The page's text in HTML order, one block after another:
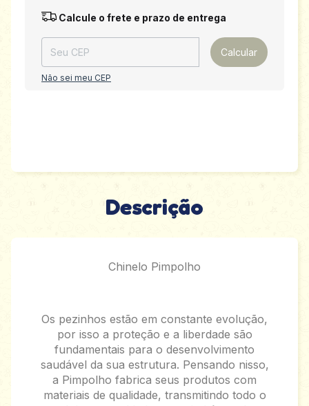
Entregas para o CEP: Alterar CEP
Calcule o frete e prazo de entrega
Calcular
Não sei meu CEP
Descrição
Chinelo Pimpolho
Os pezinhos estão em constante evolução,
por isso a proteção e a liberdade são
fundamentais para o desenvolvimento
saudável da sua estrutura. Pensando nisso,
a Pimpolho fabrica seus produtos com
materiais de qualidade, transmitindo todo o